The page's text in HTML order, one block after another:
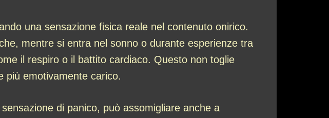
una sensazione fisica reale nel contenuto onirico.
mentre si entra nel sonno o durante esperienze tra
il respiro o il battito cardiaco. Questo non toglie
più emotivamente carico.
di panico, può assomigliare anche a